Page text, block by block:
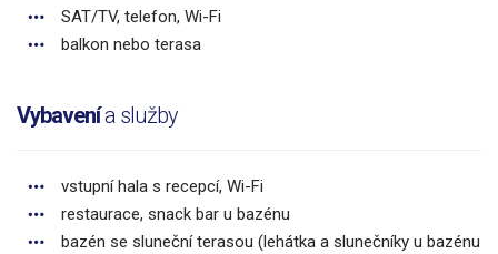
SAT/TV, telefon, Wi-Fi
balkon nebo terasa
Vybavenía služby
vstupní hala s recepcí, Wi-Fi
restaurace, snack bar u bazénu
bazén se sluneční terasou (lehátka a slunečníky u bazénu